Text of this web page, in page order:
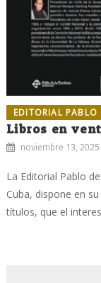
EDITORIAL PABLO
Libros en
noviembre 13, 2025
La Editorial Pablo
Cuba, dispone en
títulos, que el